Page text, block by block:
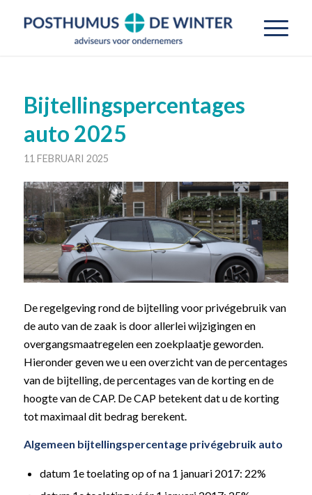
Bijtellingspercentages
auto 2025
11 FEBRUARI 2025
De regelgeving rond de bijtelling voor privégebruik van
de auto van de zaak is door allerlei wijzigingen en
overgangsmaatregelen een zoekplaatje geworden.
Hieronder geven we u een overzicht van de percentages
van de bijtelling, de percentages van de korting en de
hoogte van de CAP. De CAP betekent dat u de korting
tot maximaal dit bedrag berekent.
Algemeen bijtellingspercentage privégebruik auto
datum 1e toelating op of na 1 januari 2017: 22%